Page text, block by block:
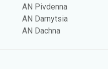
AN Pivdenna
AN Darnytsia
AN Dachna